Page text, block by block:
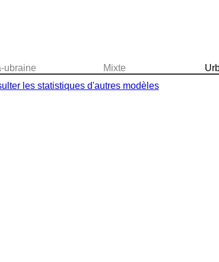
Mixte
ubraine
les statistiques d'autres modèles